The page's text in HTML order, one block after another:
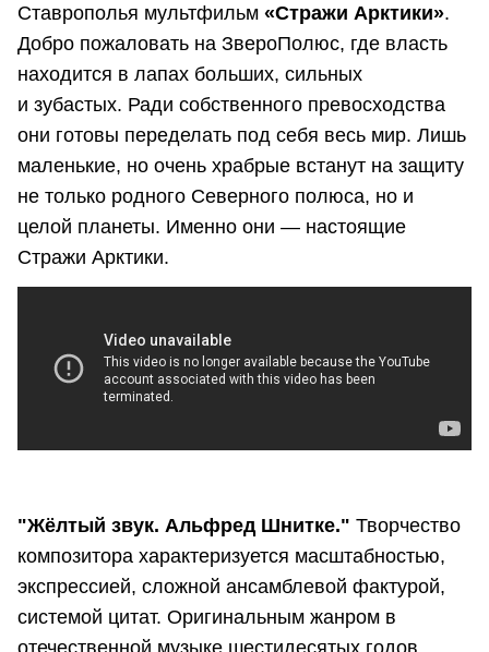
Ставрополья мультфильм «Стражи Арктики».
Добро пожаловать на ЗвероПолюс, где власть
находится в лапах больших, сильных
и зубастых. Ради собственного превосходства
они готовы переделать под себя весь мир. Лишь
маленькие, но очень храбрые встанут на защиту
не только родного Северного полюса, но и
целой планеты. Именно они — настоящие
Стражи Арктики.
"Жёлтый звук. Альфред Шнитке." Творчество
композитора характеризуется масштабностью,
экспрессией, сложной ансамблевой фактурой,
системой цитат. Оригинальным жанром в
отечественной музыке шестидесятых годов